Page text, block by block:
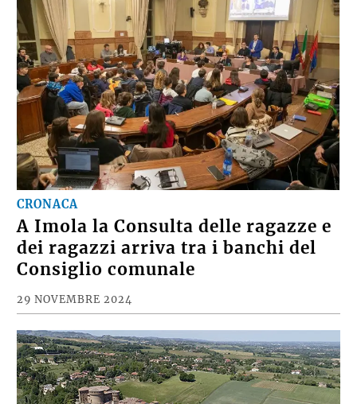
CRONACA
A Imola la Consulta delle ragazze e
dei ragazzi arriva tra i banchi del
Consiglio comunale
29 NOVEMBRE 2024